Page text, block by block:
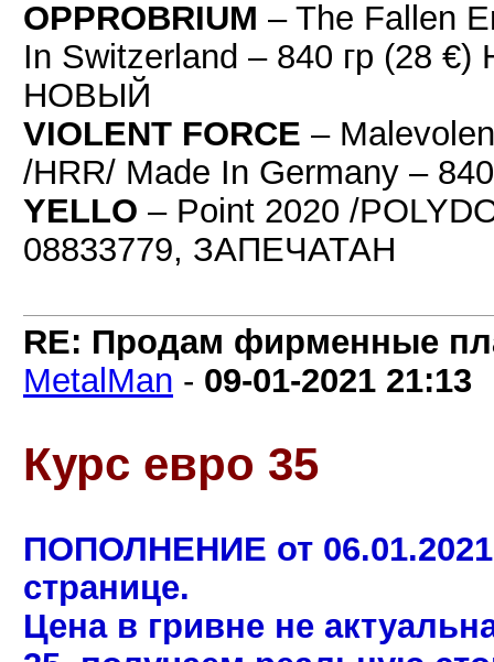
OPPROBRIUM – The Fallen
In Switzerland – 840 гр (28
НОВЫЙ
VIOLENT FORCE –
/HRR/ Made In Germany –
YELLO – Point 2020 /
08833779, ЗАПЕЧАТАН
RE: Продам фирменные
MetalMan - 09-01-2021 21:13
Курс евро 35
ПОПОЛНЕНИЕ от
странице.
Цена в гривне не